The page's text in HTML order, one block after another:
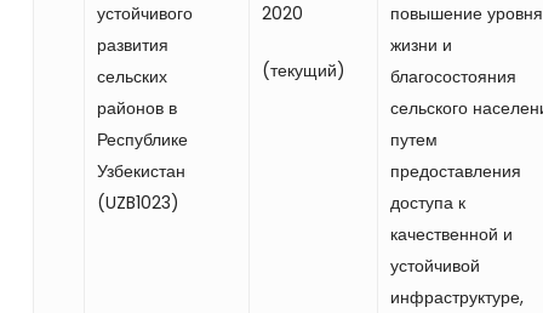
устойчивого
развития
сельских
районов в
Республике
Узбекистан
(UZB1023)
2020
(текущий)
повышение уровня
жизни и
благосостояния
сельского
путем
предоставления
доступа к
качественной и
устойчивой
инфраструктуре,